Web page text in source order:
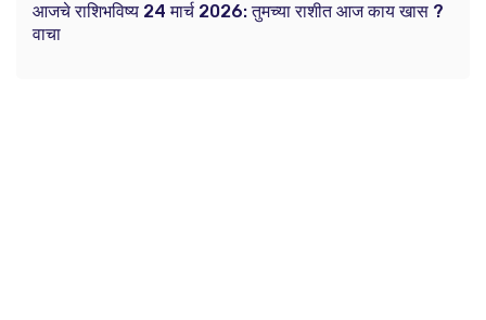
आजचे राशिभविष्य 24 मार्च 2026: तुमच्या राशीत आज काय खास ?
वाचा